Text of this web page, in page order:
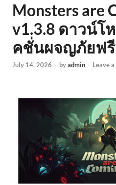
Monsters are
v1.3.8 ดาวน์โ
คชั่นผจญภัยฟรี
July 14, 2026 - byadmin - Leave